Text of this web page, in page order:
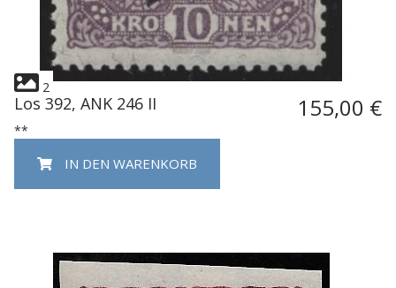
2
Los 392, ANK 246 II 155,00 €
**
IN DEN WARENKORB